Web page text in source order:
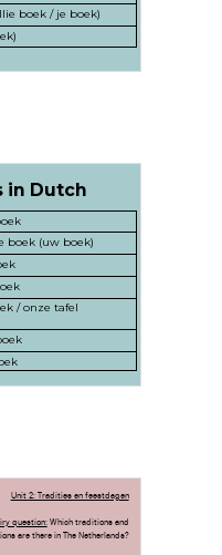
boek / je boek)
in Dutch
boek (uw boek)
/ onze tafel
Unit 2: Tradities en feestdagen
question:Which traditions and
are there in The Netherlands?